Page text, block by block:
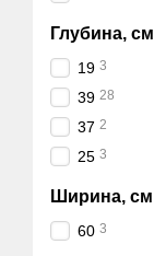
Глубина, см
19 3
39 28
37 2
25 3
Ширина, см
60 3